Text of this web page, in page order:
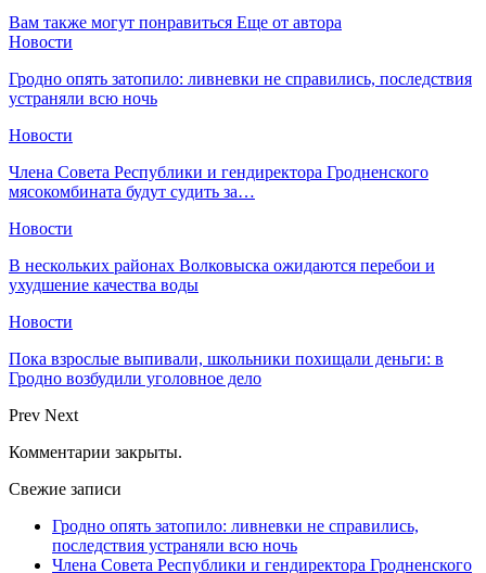
Вам также могут понравиться Еще от автора
Новости
Гродно опять затопило: ливневки не справились, последствия
устраняли всю ночь
Новости
Члена Совета Республики и гендиректора Гродненского
мясокомбината будут судить за…
Новости
В нескольких районах Волковыска ожидаются перебои и
ухудшение качества воды
Новости
Пока взрослые выпивали, школьники похищали деньги: в
Гродно возбудили уголовное дело
Prev Next
Комментарии закрыты.
Свежие записи
Гродно опять затопило: ливневки не справились,
последствия устраняли всю ночь
Члена Совета Республики и гендиректора Гродненского